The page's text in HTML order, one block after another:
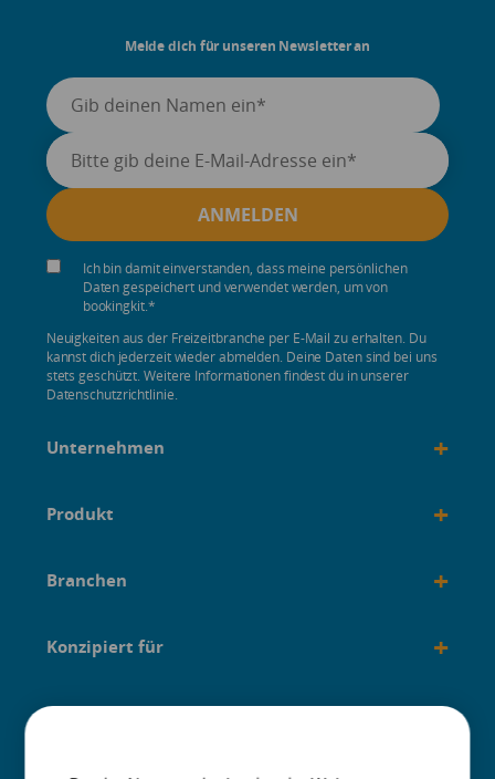
Melde dich für unseren Newsletter an
Ich bin damit einverstanden, dass meine persönlichen
Daten gespeichert und verwendet werden, um von
bookingkit.*
Neuigkeiten aus der Freizeitbranche per E-Mail zu erhalten. Du
kannst dich jederzeit wieder abmelden. Deine Daten sind bei uns
stets geschützt. Weitere Informationen findest du in unserer
Datenschutzrichtlinie.
Unternehmen +
Produkt +
Branchen +
Konzipiert für +
Anleitungen +